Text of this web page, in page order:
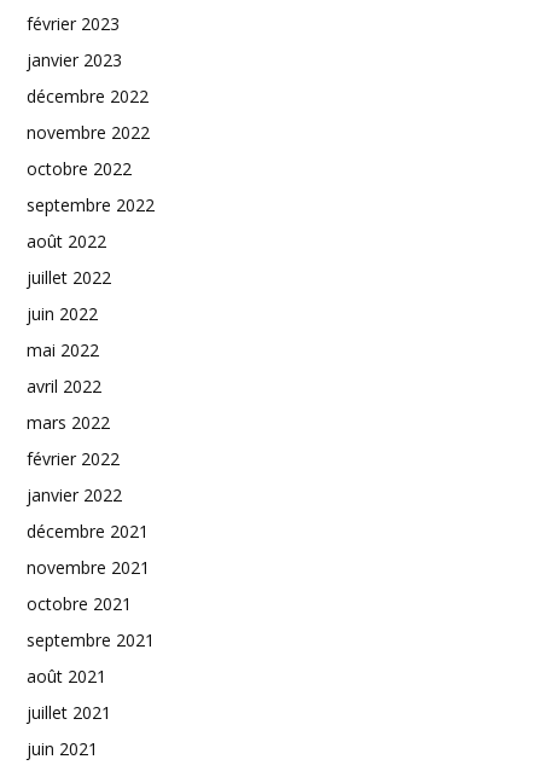
février 2023
janvier 2023
décembre 2022
novembre 2022
octobre 2022
septembre 2022
août 2022
juillet 2022
juin 2022
mai 2022
avril 2022
mars 2022
février 2022
janvier 2022
décembre 2021
novembre 2021
octobre 2021
septembre 2021
août 2021
juillet 2021
juin 2021